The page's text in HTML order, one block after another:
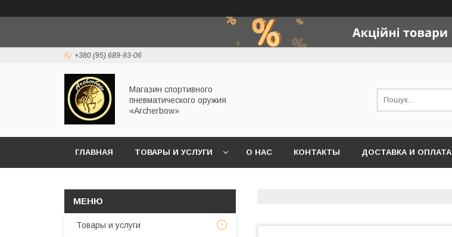
+380 (95) 689-93-06
Магазин спортивного
пневматического оружия
«Archerbow»
ГЛАВНАЯ ТОВАРЫ И УСЛУГИ О НАС КОНТАКТЫ ДОСТАВКА И ОПЛАТА
Товары и услуги